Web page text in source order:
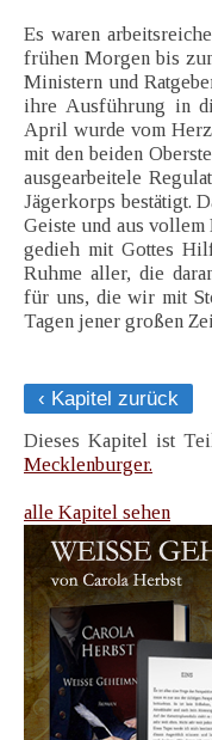
Es waren
frühen Morgen bis
Ministern und
ihre Ausführung in
April wurde vom
mit den beiden
ausgearbeitele
Jägerkorps bestätigt.
Geiste und aus
gedieh mit Gottes
Ruhme aller, die
für uns, die wir mit
Tagen jener großen
‹ Kapitel zurück
Dieses Kapitel ist
Mecklenburger.
alle Kapitel sehen